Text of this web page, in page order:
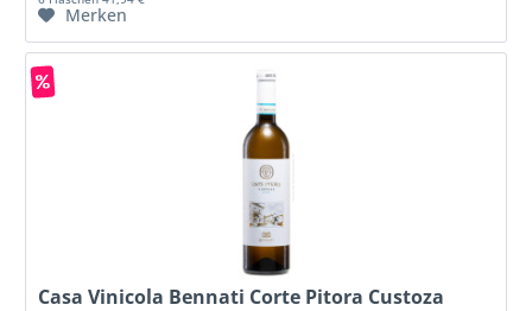
Merken
Casa Vinicola Bennati Corte Pitora Custoza